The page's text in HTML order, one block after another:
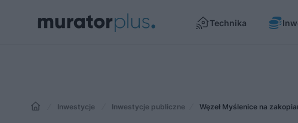
Technika
Inwestycje Inwestycje publiczne Węzeł Myślenice na